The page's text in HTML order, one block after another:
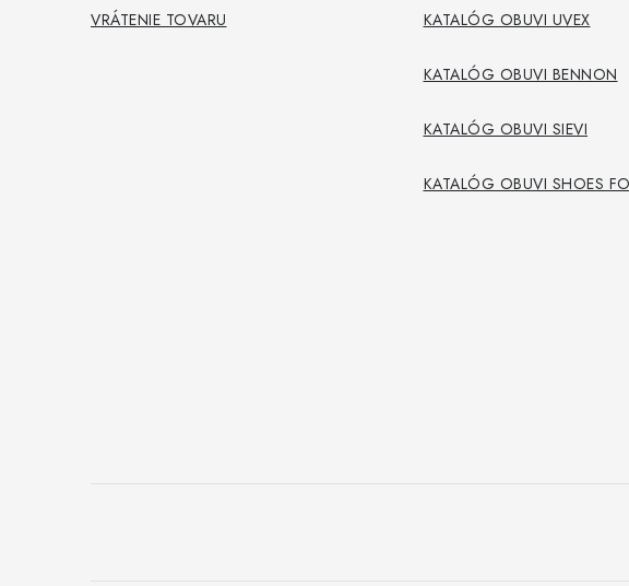
VRÁTENIE TOVARU KATALÓG OBUVI UVEX
KATALÓG OBUVI BENNON
KATALÓG OBUVI SIEVI
KATALÓG OBUVI SHOES